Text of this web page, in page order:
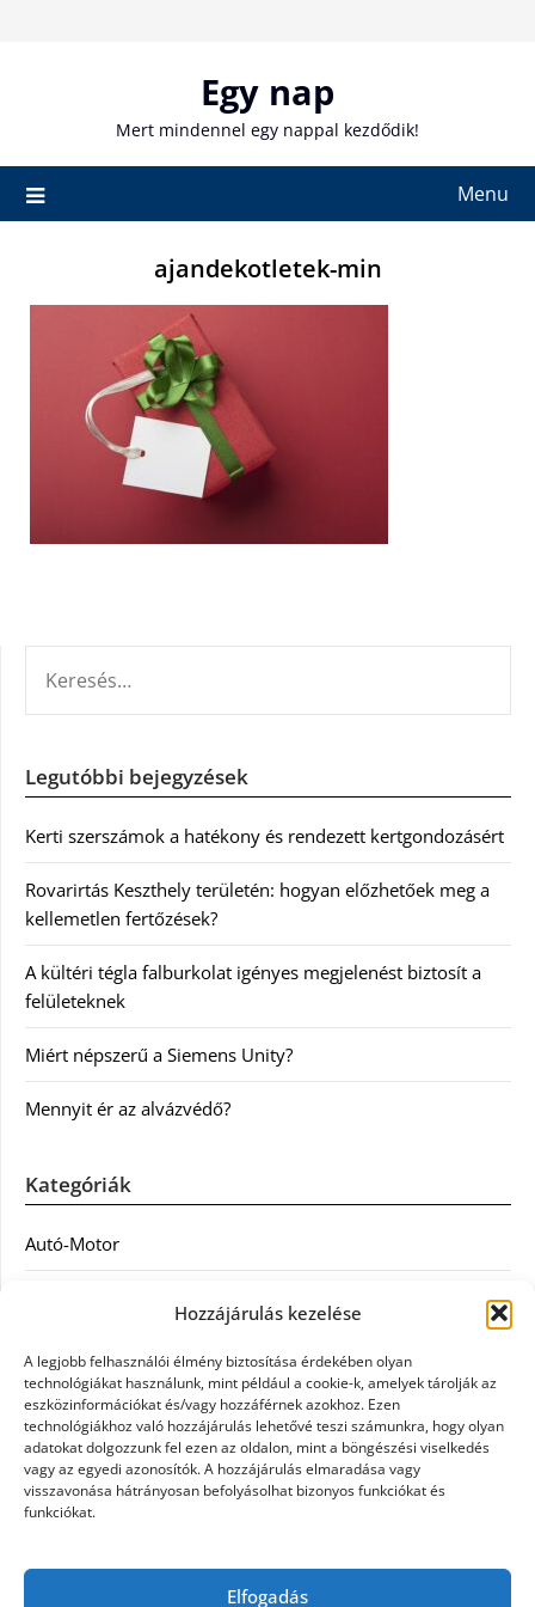
Hozzájárulás kezelése
A legjobb felhasználói élmény biztosítása érdekében olyan
technológiákat használunk, mint például a cookie-k, amelyek tárolják az
eszközinformációkat és/vagy hozzáférnek azokhoz. Ezen
technológiákhoz való hozzájárulás lehetővé teszi számunkra, hogy olyan
adatokat dolgozzunk fel ezen az oldalon, mint a böngészési viselkedés
vagy az egyedi azonosítók. A hozzájárulás elmaradása vagy
visszavonása hátrányosan befolyásolhat bizonyos funkciókat és
funkciókat.
Elfogadás
Egy nap
Mert mindennel egy nappal kezdődik!
Menu
ajandekotletek-min
Legutóbbi bejegyzések
Kerti szerszámok a hatékony és rendezett kertgondozásért
Rovarirtás Keszthely területén: hogyan előzhetőek meg a
kellemetlen fertőzések?
A kültéri tégla falburkolat igényes megjelenést biztosít a
felületeknek
Miért népszerű a Siemens Unity?
Mennyit ér az alvázvédő?
Kategóriák
Autó-Motor
Egészség
Egyéb
Étel
Szolgáltatás
Vásárlás